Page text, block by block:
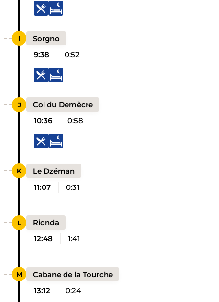
Sorgno
9:38
0:52
Col du Demècre
10:36
0:58
Le Dzéman
11:07
0:31
Rionda
12:48
1:41
Cabane de la Tourche
13:12
0:24